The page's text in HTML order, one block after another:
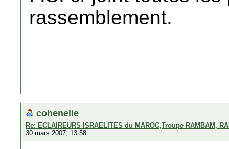
rassemblement.
cohenelie
Re: ECLAIREURS ISRAELITES du MAROC,Troupe RAMBAM,
30 mars 2007, 13:58